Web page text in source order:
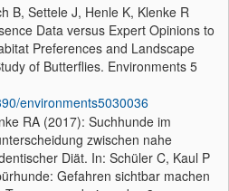
B, Settele J, Henle K, Klenke R
Data versus Expert Opinions to
Preferences and Landscape
of Butterflies. Environments 5
environments5030036
RA (2017): Suchhunde im
zwischen nahe
Diät. In: Schüler C, Kaul P
Gefahren sichtbar machen